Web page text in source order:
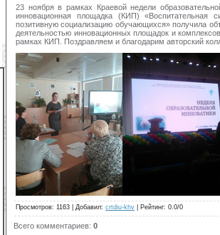
23 ноября в рамках Краевой недели
инновационная площадка (КИП) «Воспитательная
позитивную социализацию обучающихся» получила
деятельностью инновационных площадок и
рамках КИП. Поздравляем и благодарим авторский
Просмотров: 1163 Добавил: crtdiu-khv Рейтинг: 0.0/0
Всего комментариев: 0